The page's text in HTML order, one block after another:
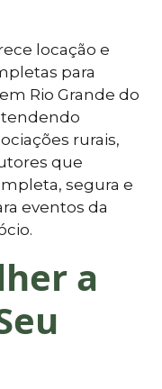
locação e
para
Rio Grande do
rurais,
que
segura e
eventos da
a